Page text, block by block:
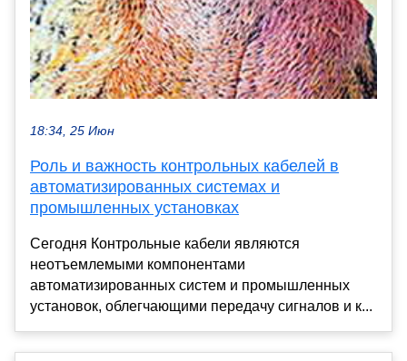
18:34, 25 Июн
Роль и важность контрольных кабелей в
автоматизированных системах и
промышленных установках
Сегодня Контрольные кабели являются
неотъемлемыми компонентами
автоматизированных систем и промышленных
установок, облегчающими передачу сигналов и к...